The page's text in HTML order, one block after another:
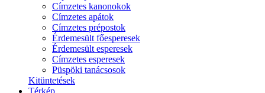
Címzetes kanonokok
Címzetes apátok
Címzetes prépostok
Érdemesült főesperesek
Érdemesült esperesek
Címzetes esperesek
Püspöki tanácsosok
Kitüntetések
Térkép